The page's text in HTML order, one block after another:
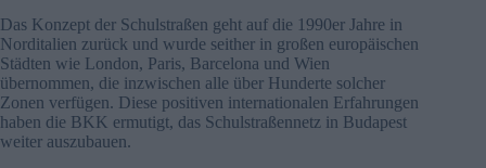
Das Konzept der Schulstraßen geht auf die 1990er Jahre in
Norditalien zurück und wurde seither in großen europäischen
Städten wie London, Paris, Barcelona und Wien
übernommen, die inzwischen alle über Hunderte solcher
Zonen verfügen. Diese positiven internationalen Erfahrungen
haben die BKK ermutigt, das Schulstraßennetz in Budapest
weiter auszubauen.